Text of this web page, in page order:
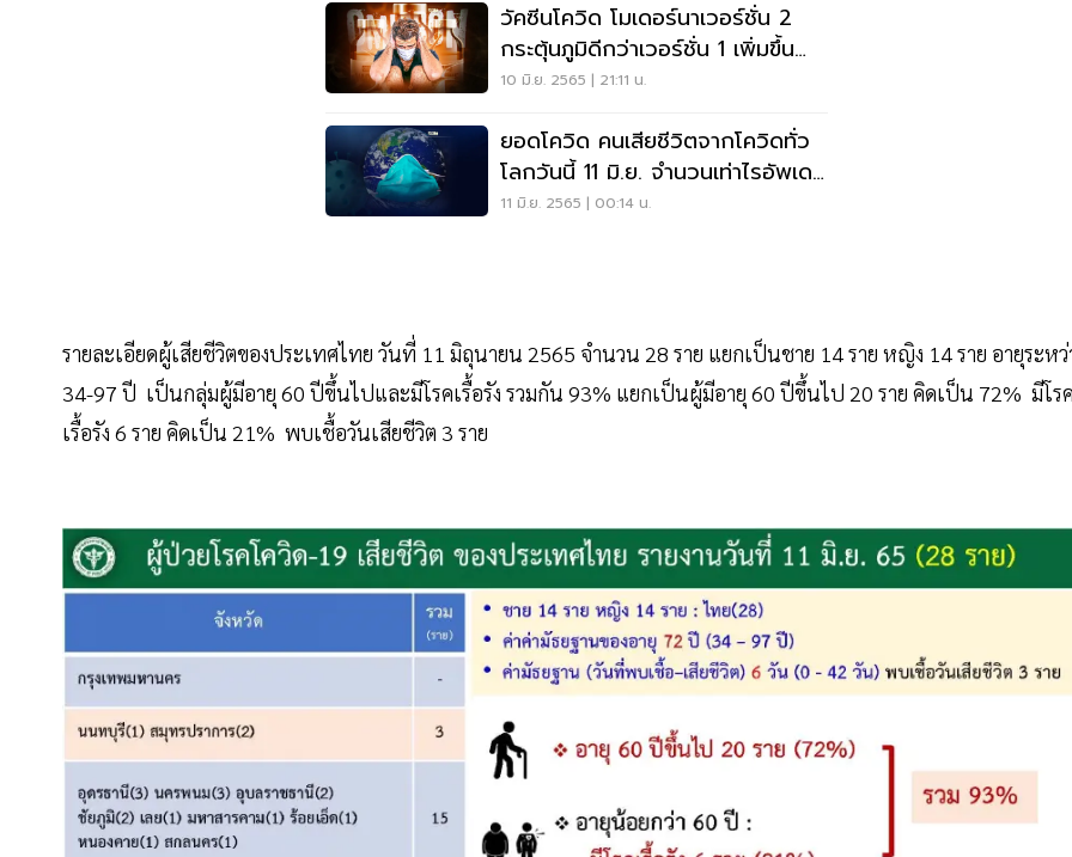
วัคซีนโควิด โมเดอร์นาเวอร์ชั่น 2
กระตุ้นภูมิดีกว่าเวอร์ชั่น 1 เพิ่มขึ้น
59%
10 มิ.ย. 2565 | 21:11 น.
ยอดโควิด คนเสียชีวิตจากโควิดทั่ว
โลกวันนี้ 11 มิ.ย. จำนวนเท่าไรอัพเดท
ที่นี่
11 มิ.ย. 2565 | 00:14 น.
รายละเอียดผู้เสียชีวิตของประเทศไทย วันที่ 11 มิถุนายน 2565 จำนวน 28 ราย แยกเป็นชาย 14 ราย หญิง 14 ราย อายุระหว่
34-97 ปี เป็นกลุ่มผู้มีอายุ 60 ปีขึ้นไปและมีโรคเรื้อรัง รวมกัน 93% แยกเป็นผู้มีอายุ 60 ปีขึ้นไป 20 ราย คิดเป็น 72% มีโร
เรื้อรัง 6 ราย คิดเป็น 21% พบเชื้อวันเสียชีวิต 3 ราย